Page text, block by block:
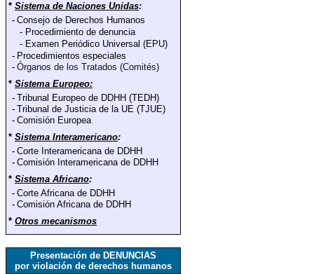
* Sistema de Naciones Unidas:
- Consejo de Derechos Humanos
- Procedimiento de denuncia
- Examen Periódico Universal (EPU)
- Procedimientos especiales
- Órganos de los Tratados (Comités)
* Sistema Europeo:
- Tribunal Europeo de DDHH (TEDH)
- Tribunal de Justicia de la UE (TJUE)
- Comisión Europea
* Sistema Interamericano:
- Corte Interamericana de DDHH
- Comisión Interamericana de DDHH
* Sistema Africano:
- Corte Africana de DDHH
- Comisión Africana de DDHH
* Otros mecanismos
Presentación de DENUNCIAS
por violación de derechos humanos